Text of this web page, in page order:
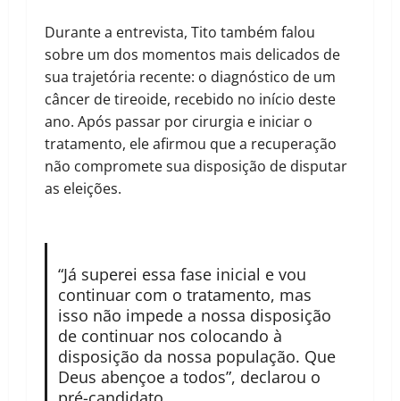
Durante a entrevista, Tito também falou
sobre um dos momentos mais delicados de
sua trajetória recente: o diagnóstico de um
câncer de tireoide, recebido no início deste
ano. Após passar por cirurgia e iniciar o
tratamento, ele afirmou que a recuperação
não compromete sua disposição de disputar
as eleições.
“Já superei essa fase inicial e vou
continuar com o tratamento, mas
isso não impede a nossa disposição
de continuar nos colocando à
disposição da nossa população. Que
Deus abençoe a todos”, declarou o